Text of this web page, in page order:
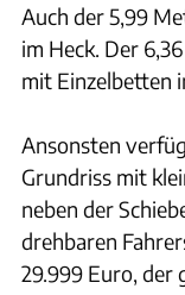
Auch der 5,99
im Heck. Der
mit Einzelbetten
Ansonsten
Grundriss mit
neben der
drehbaren
29.999 Euro,